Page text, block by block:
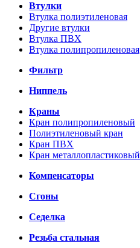
Втулки
Втулка полиэтиленовая
Другие втулки
Втулка ПВХ
Втулка полипропиленовая
Фильтр
Ниппель
Краны
Кран полипропиленовый
Полиэтиленовый кран
Кран ПВХ
Кран металлопластиковый
Компенсаторы
Сгоны
Седелка
Резьба стальная